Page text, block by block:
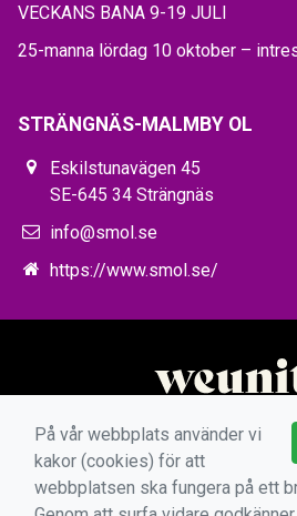
VECKANS BANA 9-19 JULI
25-manna lördag 10 oktober –
STRÄNGNÄS-MALMBY OL
Eskilstunavägen 45
SE-645 34 Strängnäs
info@smol.se
https://www.smol.se/
På vår webbplats använder vi
kakor (cookies) för att
webbplatsen ska fungera på ett